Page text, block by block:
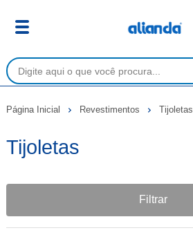
Página Inicial Revestimentos Tijoletas
Tijoletas
Filtrar